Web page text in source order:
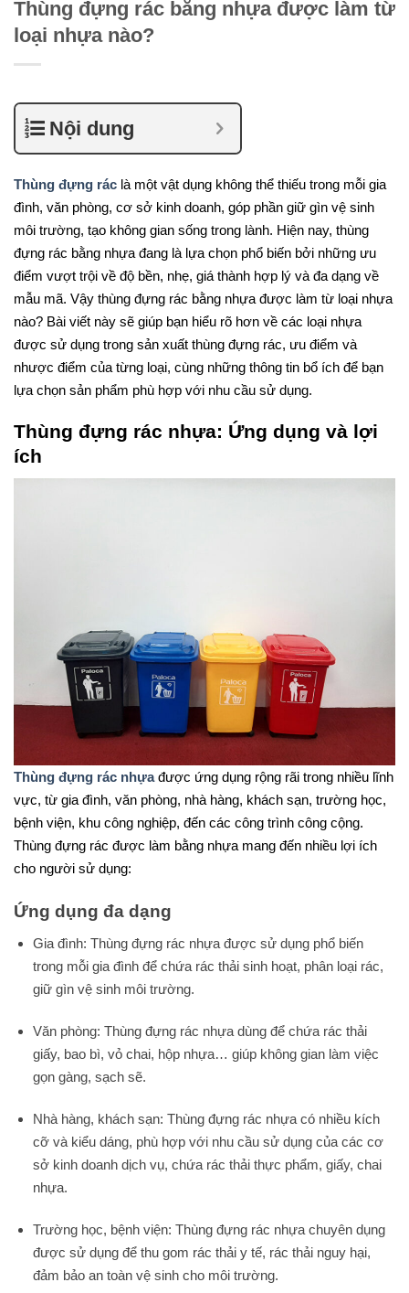
Thùng đựng rác bằng nhựa được làm từ
loại nhựa nào?
Nội dung
Thùng đựng rác là một vật dụng không thể thiếu trong mỗi gia
đình, văn phòng, cơ sở kinh doanh, góp phần giữ gìn vệ sinh
môi trường, tạo không gian sống trong lành. Hiện nay, thùng
đựng rác bằng nhựa đang là lựa chọn phổ biến bởi những ưu
điểm vượt trội về độ bền, nhẹ, giá thành hợp lý và đa dạng về
mẫu mã. Vậy thùng đựng rác bằng nhựa được làm từ loại nhựa
nào? Bài viết này sẽ giúp bạn hiểu rõ hơn về các loại nhựa
được sử dụng trong sản xuất thùng đựng rác, ưu điểm và
nhược điểm của từng loại, cùng những thông tin bổ ích để bạn
lựa chọn sản phẩm phù hợp với nhu cầu sử dụng.
Thùng đựng rác nhựa: Ứng dụng và lợi
ích
Thùng đựng rác nhựađược ứng dụng rộng rãi trong nhiều lĩnh
vực, từ gia đình, văn phòng, nhà hàng, khách sạn, trường học,
bệnh viện, khu công nghiệp, đến các công trình công cộng.
Thùng đựng rác được làm bằng nhựa mang đến nhiều lợi ích
cho người sử dụng:
Ứng dụng đa dạng
Gia đình: Thùng đựng rác nhựa được sử dụng phổ biến
trong mỗi gia đình để chứa rác thải sinh hoạt, phân loại rác,
giữ gìn vệ sinh môi trường.
Văn phòng: Thùng đựng rác nhựa dùng để chứa rác thải
giấy, bao bì, vỏ chai, hộp nhựa… giúp không gian làm việc
gọn gàng, sạch sẽ.
Nhà hàng, khách sạn: Thùng đựng rác nhựa có nhiều kích
cỡ và kiểu dáng, phù hợp với nhu cầu sử dụng của các cơ
sở kinh doanh dịch vụ, chứa rác thải thực phẩm, giấy, chai
nhựa.
Trường học, bệnh viện: Thùng đựng rác nhựa chuyên dụng
được sử dụng để thu gom rác thải y tế, rác thải nguy hại,
đảm bảo an toàn vệ sinh cho môi trường.